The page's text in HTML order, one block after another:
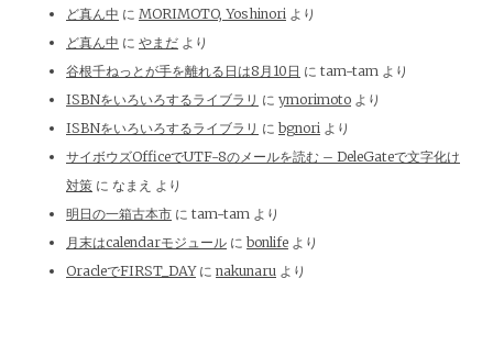
ど真ん中 に MORIMOTO, Yoshinori より
ど真ん中 に やまだ より
谷根千ねっとが手を離れる日は8月10日 に tam-tam より
ISBNをいろいろするライブラリ に ymorimoto より
ISBNをいろいろするライブラリ に bgnori より
サイボウズOfficeでUTF-8のメールを読む – DeleGateで文字化け
対策 に なまえ より
明日の一箱古本市 に tam-tam より
月末はcalendarモジュール に bonlife より
OracleでFIRST_DAYに nakunaru より